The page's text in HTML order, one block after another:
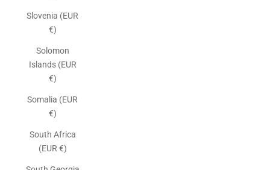
Slovenia (EUR
€)
Solomon
Islands (EUR
€)
Somalia (EUR
€)
South Africa
(EUR €)